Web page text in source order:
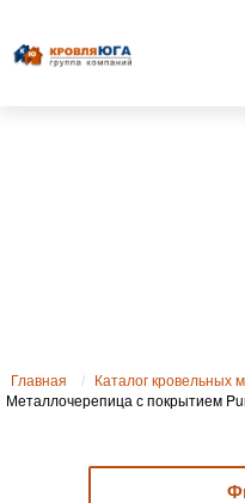
Главная Каталог кровельных
Металлочерепица с покрытием